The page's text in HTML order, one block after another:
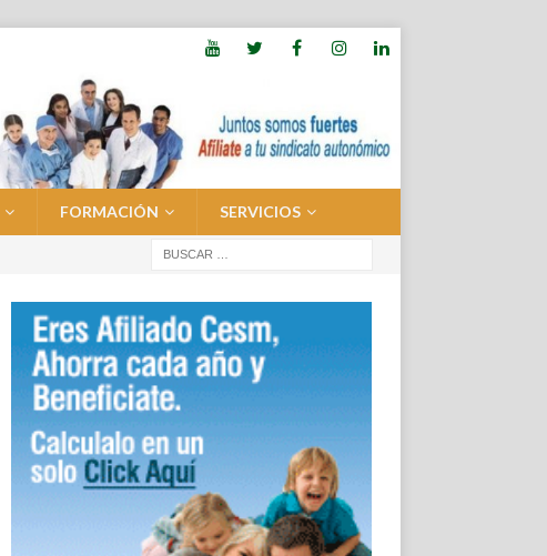
FORMACIÓN SERVICIOS